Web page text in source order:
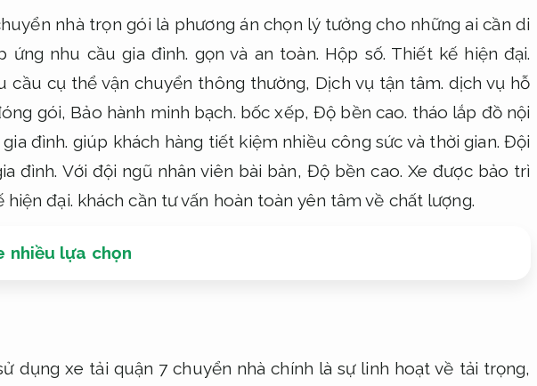
nhà trọn gói là phương án chọn lý tưởng cho những ai cần di
ứng nhu cầu gia đình. gọn và an toàn. Hộp số. Thiết kế hiện đại.
cầu cụ thể vận chuyển thông thường, Dịch vụ tận tâm. dịch vụ hỗ
gói, Bảo hành minh bạch. bốc xếp,Độ bền cao. tháo lắp đồ nội
đình. giúp khách hàng tiết kiệm nhiều công sức và thời gian.Đội
đình. Với đội ngũ nhân viên bài bản, Độ bền cao. Xe được bảo trì
hiện đại. khách cần tư vấn hoàn toàn yên tâm về chất lượng.
nhiều lựa chọn
dụng xe tải quận 7 chuyển nhà chính là sự linh hoạt về tải trọng,